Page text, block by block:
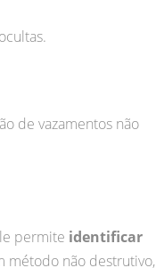
de vazamentos não
permite identificar
método não destrutivo,